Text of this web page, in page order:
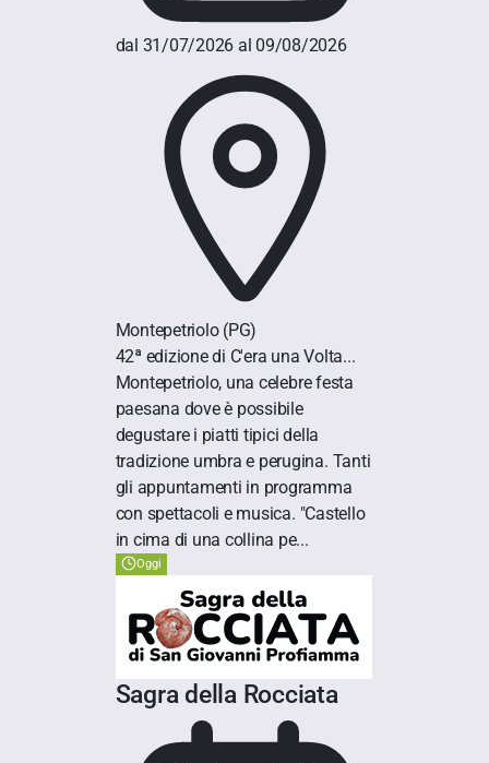
dal 31/07/2026 al 09/08/2026
Montepetriolo (PG)
42ª edizione di C'era una Volta...
Montepetriolo, una celebre festa
paesana dove è possibile
degustare i piatti tipici della
tradizione umbra e perugina. Tanti
gli appuntamenti in programma
con spettacoli e musica. "Castello
in cima di una collina pe...
Oggi
Sagra della Rocciata